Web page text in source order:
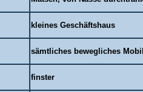
kleines Geschäftshaus
sämtliches bewegliches
finster